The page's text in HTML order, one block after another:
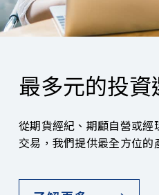
最多元的投資
從期貨經紀、期顧自營或
交易，我們提供最全方位的